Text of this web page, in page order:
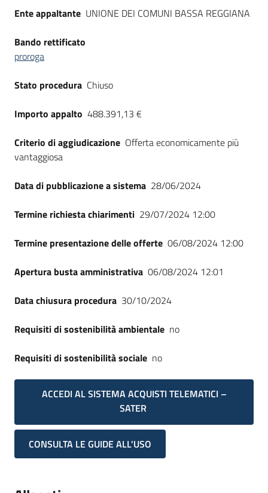
Ente appaltante UNIONE DEI COMUNI BASSA REGGIANA
Bando rettificato
proroga
Stato procedura Chiuso
Importo appalto 488.391,13 €
Criterio di aggiudicazione Offerta economicamente più
vantaggiosa
Data di pubblicazione a sistema 28/06/2024
Termine richiesta chiarimenti 29/07/2024 12:00
Termine presentazione delle offerte 06/08/2024 12:00
Apertura busta amministrativa 06/08/2024 12:01
Data chiusura procedura 30/10/2024
Requisiti di sostenibilità ambientale no
Requisiti di sostenibilità sociale no
ACCEDI AL SISTEMA ACQUISTI TELEMATICI –
SATER
CONSULTA LE GUIDE ALL'USO